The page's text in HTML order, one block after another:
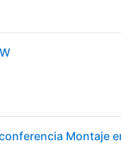
Montaje